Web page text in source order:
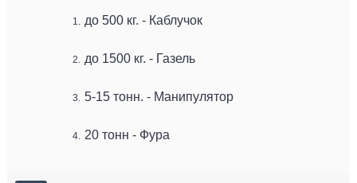
до 500 кг. - Каблучок
до 1500 кг. - Газель
5-15 тонн. - Манипулятор
20 тонн - Фура